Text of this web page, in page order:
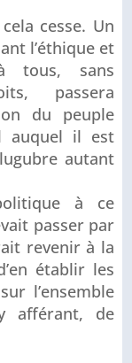
cesse. Un
l’éthique et
tous, sans
passera
du peuple
auquel il est
autant
à ce
passer par
revenir à la
établir les
l’ensemble
afférant, de